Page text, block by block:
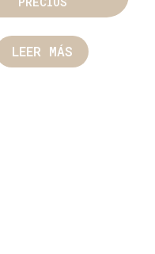
LEER MÁS